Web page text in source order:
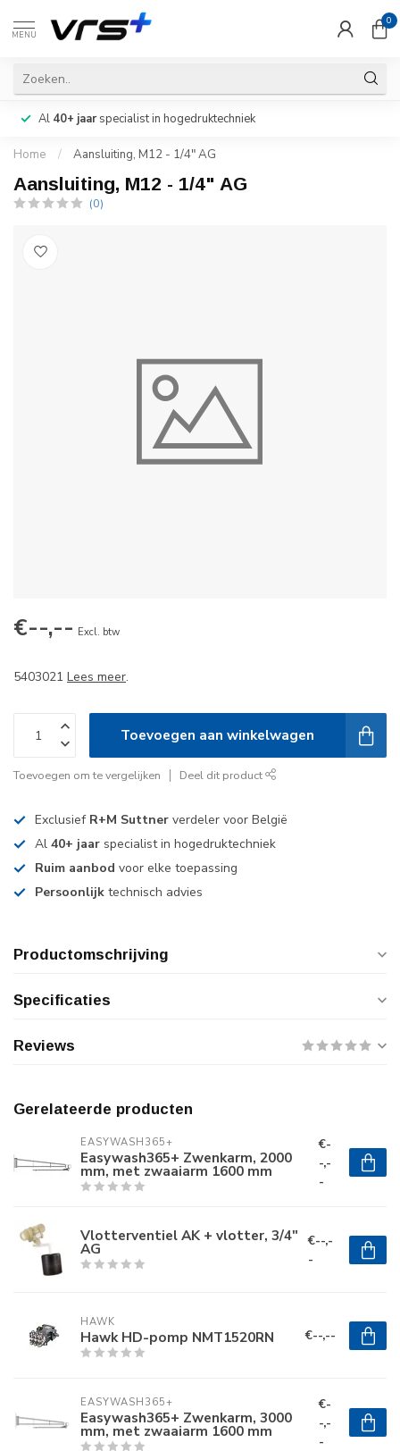
MENU
0
Al 40+ jaarspecialist in hogedruktechniek
Home / Aansluiting, M12 - 1/4" AG
Aansluiting, M12 - 1/4" AG
(0)
€--,-- Excl. btw
5403021 Lees meer.
Toevoegen aan winkelwagen
Toevoegen om te vergelijken Deel dit product
Exclusief R+M Suttner verdeler voor België
Al 40+ jaar specialist in hogedruktechniek
Ruim aanbod voor elke toepassing
Persoonlijk technisch advies
Productomschrijving
Specificaties
Reviews
Gerelateerde producten
EASYWASH365+
Easywash365+ Zwenkarm, 2000
mm, met zwaaiarm 1600 mm
€-
-,-
-
Vlotterventiel AK + vlotter, 3/4"
AG
€--,-
-
HAWK
Hawk HD-pomp NMT1520RN €--,--
EASYWASH365+
Easywash365+ Zwenkarm, 3000
mm, met zwaaiarm 1600 mm
€-
-,-
-